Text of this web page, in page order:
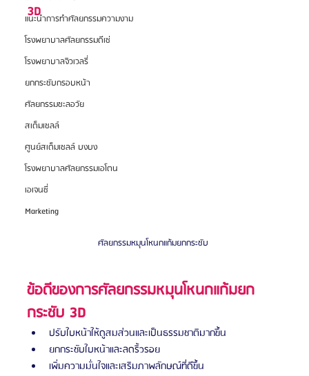
แนะนำการทำศัลยกรรมความงาม
โรงพยาบาลศัลยกรรมดีเซ่
โรงพยาบาลจิวเวลรี่
ยกกระชับกรอบหน้า
ศัลยกรรมชะลอวัย
สเต็มเซลล์
ศูนย์สเต็มเซลล์ บงบง
โรงพยาบาลศัลยกรรมเอโตน
เอเจนซี่
Marketing
3D
ศัลยกรรมหมุนโหนกแก้มยกกระชับ
ข้อดีของการศัลยกรรมหมุนโหนกแก้มยก
กระชับ 3D
ปรับใบหน้าให้ดูสมส่วนและเป็นธรรมชาติมากขึ้น
ยกกระชับใบหน้าและลดริ้วรอย
เพิ่มความมั่นใจและเสริมภาพลักษณ์ที่ดีขึ้น